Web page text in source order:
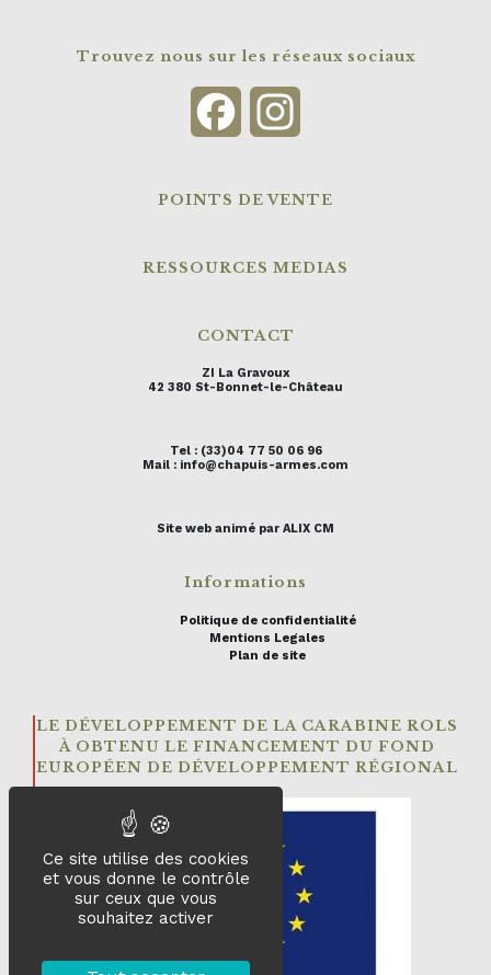
Trouvez nous sur les réseaux sociaux
Facebook
POINTS DE VENTE
RESSOURCES MEDIAS
CONTACT
ZI La Gravoux
42 380 St-Bonnet-le-Château
Tel : (33)04 77 50 06 96
Mail : info@chapuis-armes.com
Site web animé par ALIX CM
Informations
Politique de confidentialité
Mentions Legales
Plan de site
LE DÉVELOPPEMENT DE LA CARABINE ROLS
À OBTENU LE FINANCEMENT DU FOND
EUROPÉEN DE DÉVELOPPEMENT RÉGIONAL
Ce site utilise des cookies
et vous donne le contrôle
sur ceux que vous
souhaitez activer